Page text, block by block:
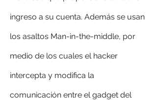
ingreso a su cuenta. Además se usan
los asaltos Man-in-the-middle, por
medio de los cuales el hacker
intercepta y modifica la
comunicación entre el gadget del